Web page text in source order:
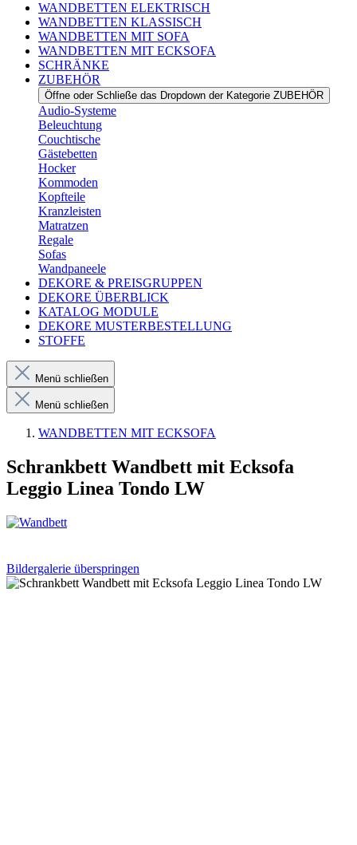
WANDBETTEN ELEKTRISCH
WANDBETTEN KLASSISCH
WANDBETTEN MIT SOFA
WANDBETTEN MIT ECKSOFA
SCHRÄNKE
ZUBEHÖR
Öffne oder Schließe das Dropdown der Kategorie ZUBEHÖR
Audio-Systeme
Beleuchtung
Couchtische
Gästebetten
Hocker
Kommoden
Kopfteile
Kranzleisten
Matratzen
Regale
Sofas
Wandpaneele
DEKORE & PREISGRUPPEN
DEKORE ÜBERBLICK
KATALOG MODULE
DEKORE MUSTERBESTELLUNG
STOFFE
Menü schließen
Menü schließen
WANDBETTEN MIT ECKSOFA
Schrankbett Wandbett mit Ecksofa
Leggio Linea Tondo LW
Bildergalerie überspringen